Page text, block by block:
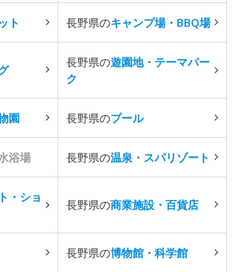
ト 長野県のキャンプ場・BBQ場
長野県の遊園地・テーマパー
ク
園 長野県のプール
浴場 長野県の温泉・スパリゾート
・ショ
長野県の商業施設・百貨店
長野県の博物館・科学館